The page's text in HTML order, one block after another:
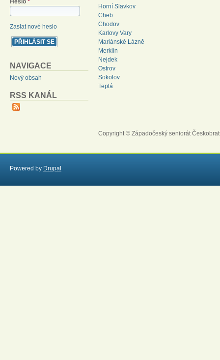
Heslo *
Zaslat nové heslo
NAVIGACE
Nový obsah
RSS KANÁL
Horní Slavkov
Cheb
Chodov
Karlovy Vary
Mariánské Lázně
Merklín
Nejdek
Ostrov
Sokolov
Teplá
Copyright © Západočeský seniorát
Powered by Drupal